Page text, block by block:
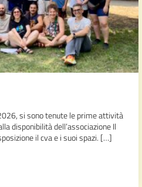
si sono tenute le prime attività
disponibilità dell’associazione Il
il cva e i suoi spazi. […]